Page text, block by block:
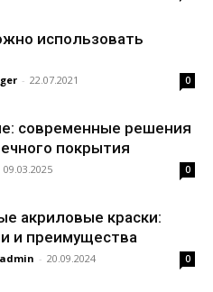
использовать
- 22.07.2021 0
современные решения
покрытия
09.03.2025 0
акриловые краски:
и преимущества
admin - 20.09.2024 0